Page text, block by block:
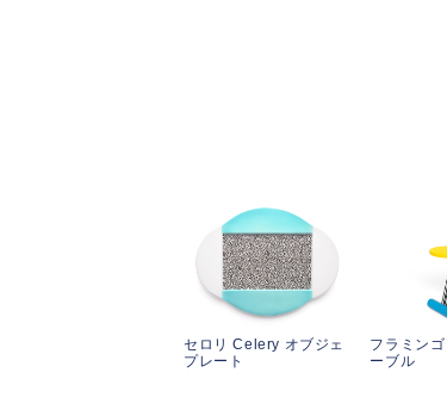
セロリ Celery オブジェ
プレート
フラミン
ーブル